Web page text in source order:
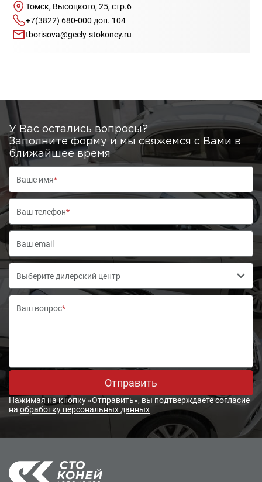
Томск, Высоцкого, 25, стр.6
+7(3822) 680-000 доп. 104
tborisova@geely-stokoney.ru
У Вас остались вопросы?
Заполните форму и мы свяжемся с Вами в
ближайшее время
Ваше имя*
Ваш телефон*
Выберите дилерский центр
Ваш вопрос*
Отправить
Нажимая на кнопку «Отправить», вы подтверждаете согласие
на обработку персональных данных